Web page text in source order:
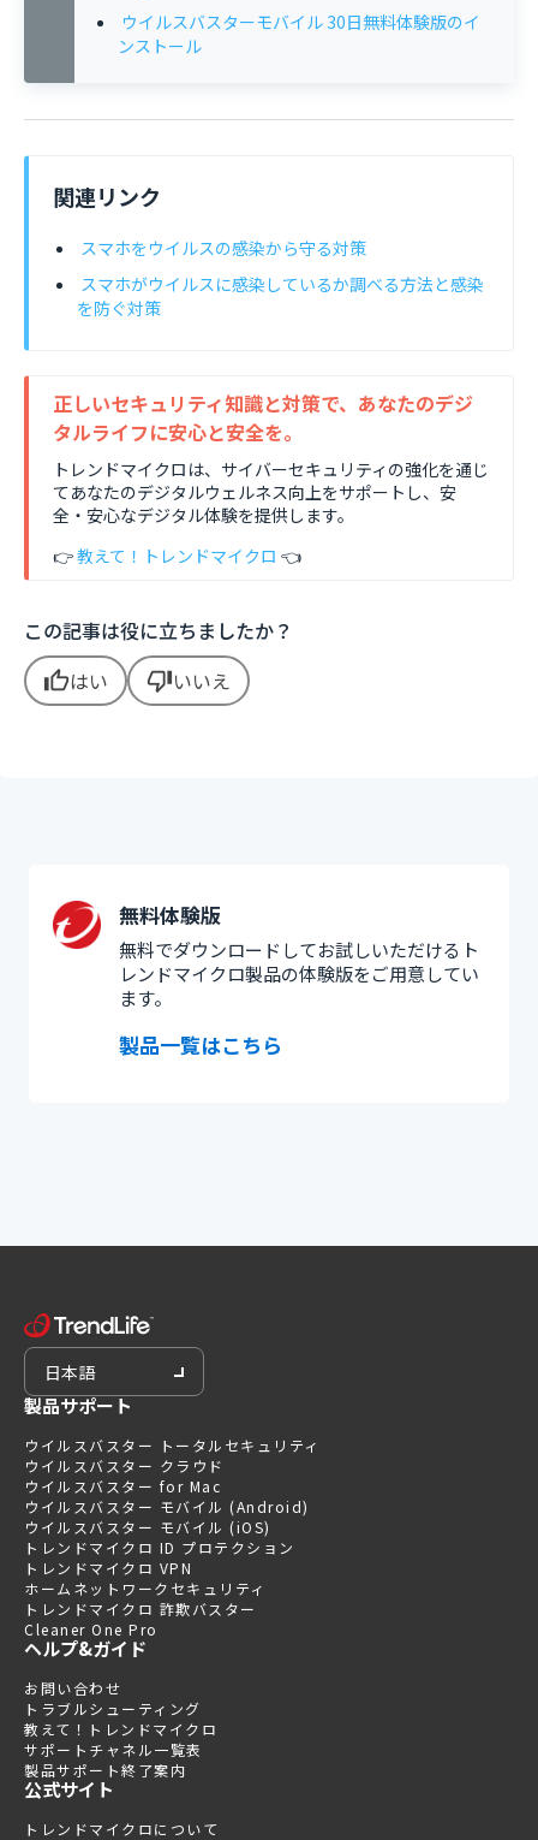
ウイルスバスターモバイル 30日無料体験版のイ
ンストール
関連リンク
スマホをウイルスの感染から守る対策
スマホがウイルスに感染しているか調べる方法と感染
を防ぐ対策
正しいセキュリティ知識と対策で、あなたのデジ
タルライフに安心と安全を。
トレンドマイクロは、サイバーセキュリティの強化を通じ
てあなたのデジタルウェルネス向上をサポートし、安
全・安心なデジタル体験を提供します。
👉教えて！トレンドマイクロ 👈
この記事は役に立ちましたか？
thumb_upはい thumb_downいいえ
無料体験版
無料でダウンロードしてお試しいただけるト
レンドマイクロ製品の体験版をご用意してい
ます。
製品一覧はこちら
日本語
製品サポート
ウイルスバスター トータルセキュリティ
ウイルスバスター クラウド
ウイルスバスター for Mac
ウイルスバスター モバイル (Android)
ウイルスバスター モバイル (iOS)
トレンドマイクロ ID プロテクション
トレンドマイクロ VPN
ホームネットワークセキュリティ
トレンドマイクロ 詐欺バスター
Cleaner One Pro
ヘルプ&ガイド
お問い合わせ
トラブルシューティング
教えて！トレンドマイクロ
サポートチャネル一覧表
製品サポート終了案内
公式サイト
トレンドマイクロについて